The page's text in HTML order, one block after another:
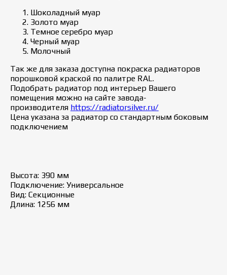
Шоколадный муар
Золото муар
Темное серебро муар
Черный муар
Молочный
Так же для заказа доступна покраска радиаторов
порошковой краской по палитре RAL.
Подобрать радиатор под интерьер Вашего
помещения можно на сайте завода-
производителя https://radiatorsilver.ru/
Цена указана за радиатор со стандартным боковым
подключением
Высота: 390 мм
Подключение: Универсальное
Вид: Секционные
Длина: 1256 мм